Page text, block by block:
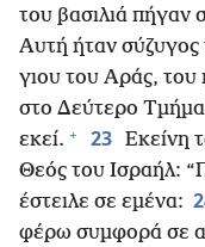
του βασιλιά πήγαν
Αυτή ήταν σύζυγος
γιου του Αράς, του
στο Δεύτερο Τμήμα
εκεί. + 23 Εκείνη
Θεός του Ισραήλ:
έστειλε σε εμένα:
φέρω συμφορά σε